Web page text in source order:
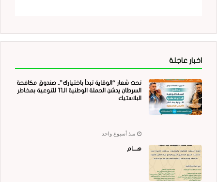
اخبار عاجلة
تحت شعار “الوقاية تبدأ باختيارك”.. صندوق مكافحة
السرطان يدشن الحملة الوطنية الـ11 للتوعية بمخاطر
البلاستيك
منذ أسبوع واحد
هــــام